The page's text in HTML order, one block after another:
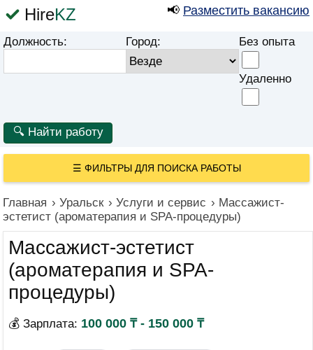
HireKZ 📢 Разместить вакансию
Должность: Город: Без опыта
Удаленно
☰ ФИЛЬТРЫ ДЛЯ ПОИСКА РАБОТЫ
Главная › Уральск › Услуги и сервис › Массажист-
эстетист (ароматерапия и SPA-процедуры)
Массажист-эстетист
(ароматерапия и SPA-
процедуры)
💰 Зарплата: 100 000 ₸ - 150 000 ₸